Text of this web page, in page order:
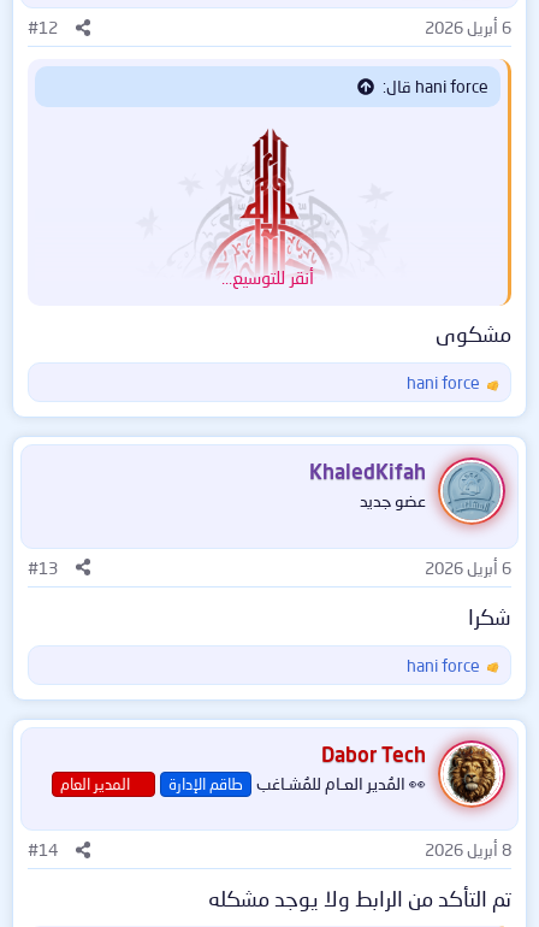
ا
ت
:
6 أبريل 2026 #12
hani force قال:
العملاق بدون منازع Symantec Endpoint Protection
أنقر للتوسيع...
مشكوى
ل
ت
ف
ا
ع
ا
ت
hani force
KhaledKifah
عضو جديد
6 أبريل 2026 #13
شكرا
ل
ت
ف
ا
ع
ا
ت
hani force
Dabor Tech
👀 المُدير العـام للمُشـاغب طاقم الإدارة المدير العام
8 أبريل 2026 #14
تم التأكد من الرابط ولا يوجد مشكله